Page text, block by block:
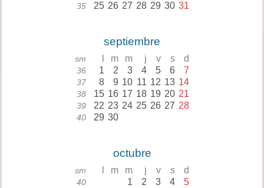
35 25 26 27 28 29 30 31
septiembre
sm m m j v s d
36 1 2 3 4 5 6 7
37 8 9 10 11 12 13 14
38 15 16 17 18 19 20 21
39 22 23 24 25 26 27 28
40 29 30
octubre
sm m m j v s d
40 1 2 3 4 5